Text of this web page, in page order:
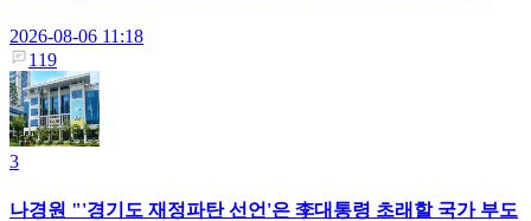
2026-08-06 11:18
119
3
나경원 "'경기도 재정파탄 선언'은 李대통령 초래할 국가 부도